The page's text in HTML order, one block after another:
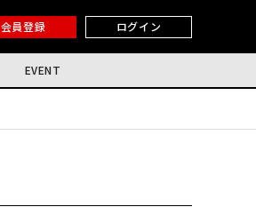
会員登録 ログイン
EVENT